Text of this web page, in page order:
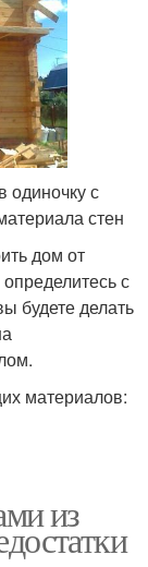
одиночку с
стен
дом от
с
будете делать
материалов:
из